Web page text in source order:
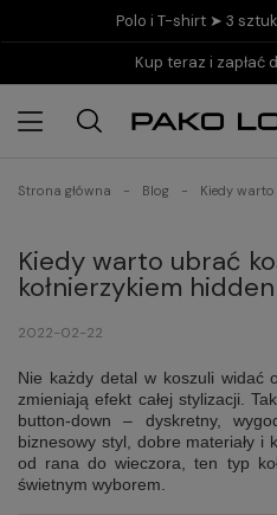
Polo i T-shirt ➤ 3
Kup teraz i zapłać
Strona główna Blog Kiedy
Kiedy warto ubrać
kołnierzykiem
2022-02-22
Nie każdy detal w koszuli widać
zmieniają efekt całej stylizacji.
button-down – dyskretny,
biznesowy styl, dobre materiały i
od rana do wieczora, ten typ
świetnym wyborem.